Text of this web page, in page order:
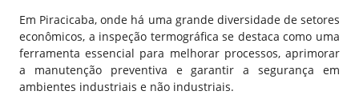
Em Piracicaba, onde há uma grande diversidade de setores
econômicos, a inspeção termográfica se destaca como uma
ferramenta essencial para melhorar processos, aprimorar
a manutenção preventiva e garantir a segurança em
ambientes industriais e não industriais.